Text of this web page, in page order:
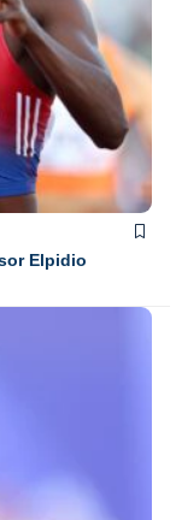
Elpidio